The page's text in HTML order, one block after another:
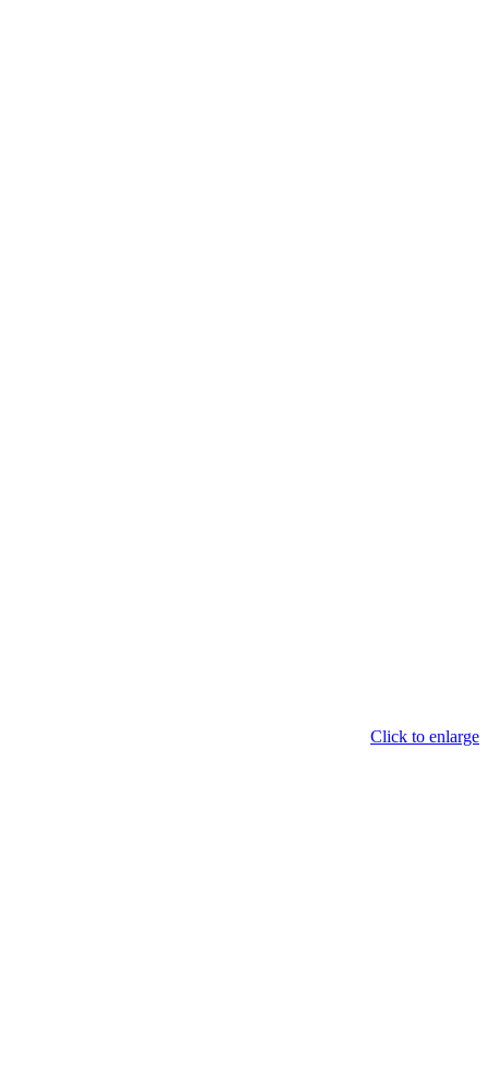
Click to enlarge